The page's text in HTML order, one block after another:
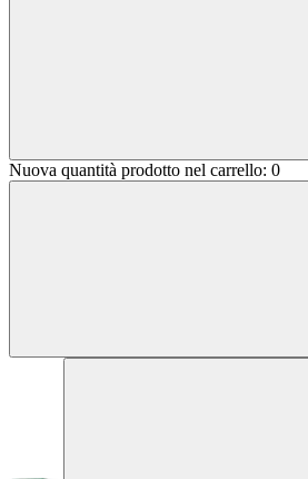
Nuova quantità prodotto nel carrello: 0